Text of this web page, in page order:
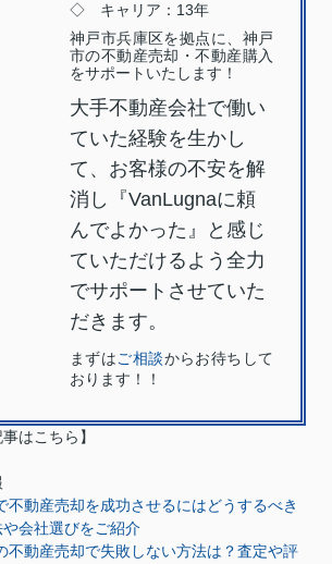
◇ キャリア：13年
神戸市兵庫区を拠点に、神戸
市の不動産売却・不動産購入
をサポートいたします！
大手不動産会社で働い
ていた経験を生かし
て、お客様の不安を解
消し『VanLugnaに頼
んでよかった』と感じ
ていただけるよう全力
でサポートさせていた
だきます。
まずはご相談からお待ちして
おります！！
はこちら】
不動産売却を成功させるにはどうするべき
会社選びをご紹介
不動産売却で失敗しない方法は？査定や評